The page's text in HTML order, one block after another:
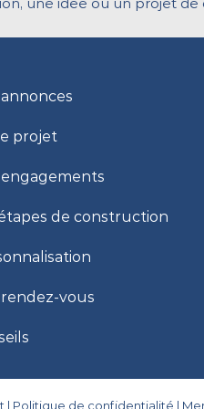
projet
engagements
de construction
rendez-vous
| Politique de confidentialité |